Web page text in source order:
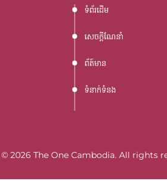
ទំព័រដើម
សេចក្តីណែនាំ
ព័ត៍មាន
ទំនាក់ទំនង
2026 The One Cambodia. All rights